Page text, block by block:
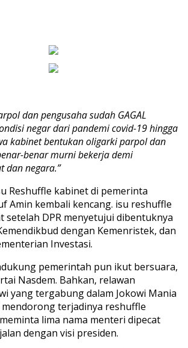
dan pengusaha sudah GAGAL
negar dari pandemi covid-19 hingga
kabinet bentukan oligarki parpol dan
benar murni bekerja demi
dan negara.”
Reshuffle kabinet di pemerinta
Amin kembali kencang. isu reshuffle
setelah DPR menyetujui dibentuknya
dengan Kemenristek, dan
Investasi.
pemerintah pun ikut bersuara,
Nasdem. Bahkan, relawan
yang tergabung dalam Jokowi Mania
terjadinya reshuffle
lima nama menteri dipecat
dengan visi presiden.